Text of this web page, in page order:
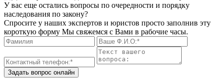
У вас еще остались вопросы по очередности и порядку
наследования по закону?
Спросите у наших экспертов и юристов просто заполнив эту
короткую форму Мы свяжемся с Вами в рабочие часы.
Задать вопрос онлайн